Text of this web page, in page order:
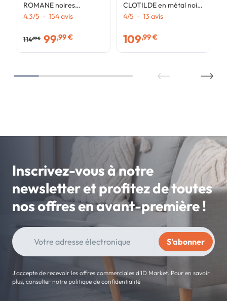
ROMANE noires
bandeau blanc pour salle
4.3/5 - 154avis
114,99 € 99,99 €
CLOTILDE en métal noir
et dossier cannage pour
4/5 - 13 avis
109,99 €
Inscrivez-vous à notre
newsletter et profitez de toutes
nos offres en avant-première !
J'accepte de recevoir les offres commerciales d'ID Market. Pour en savoir
plus, consulter notre politique de confidentialité